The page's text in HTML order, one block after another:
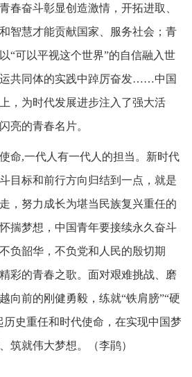
春奋斗彰显创造激情，开拓进取、
智慧才能贡献国家、服务社会；青
“可以平视这个世界”的自信融入世
共同体的实践中踔厉奋发……中国
，为时代发展进步注入了强大活
亮的青春名片。
命,一代人有一代人的担当。新时代
目标和前行方向归结到一点，就是
，努力成长为堪当民族复兴重任的
揣梦想，中国青年要接续永久奋斗
负韶华，不负党和人民的殷切期
彩的青春之歌。面对艰难挑战、磨
向前的刚健勇毅，练就“铁肩膀”“硬
历史重任和时代使命，在实现中国梦
筑就伟大梦想。（李鹃）